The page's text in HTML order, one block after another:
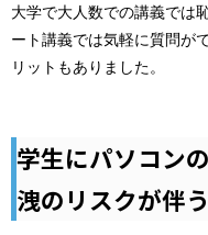
大学で大人数での講義では
ート講義では気軽に質問が
リットもありました。
学生にパソコン
洩のリスクが伴う